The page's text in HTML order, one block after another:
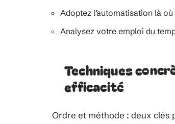
Adoptez l’automatisation là où
Analysez votre emploi du
Techniques
efficacité
Ordre et méthode : deux clés